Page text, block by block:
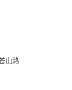
山路